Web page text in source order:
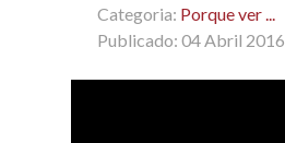
Categoria: Porque ver ...
Publicado: 04 Abril 2016